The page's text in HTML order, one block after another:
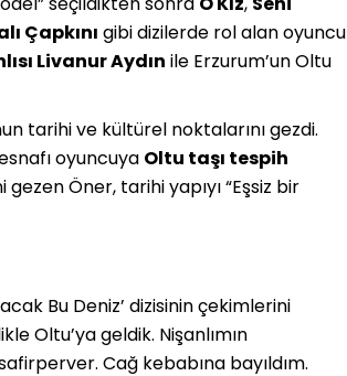
seçildikten sonra O Kız, Seni
Çapkını gibi dizilerde rol alan oyuncu
Livanur Aydın ile Erzurum’un Oltu
tarihi ve kültürel noktalarını gezdi.
oyuncuya Oltu taşı tespih
gezen Öner, tarihi yapıyı “Eşsiz bir
Bu Deniz’ dizisinin çekimlerini
Oltu’ya geldik. Nişanlımın
Cağ kebabına bayıldım.